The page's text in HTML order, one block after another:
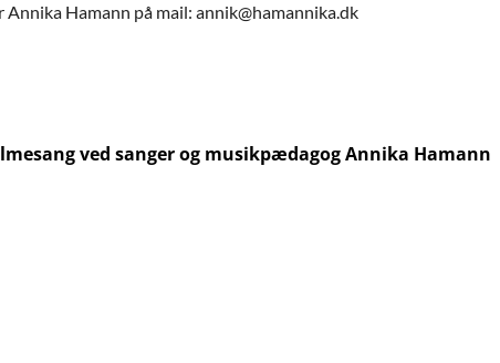
Hamann på mail: annik@hamannika.dk
ved sanger og musikpædagog Annika Hamann